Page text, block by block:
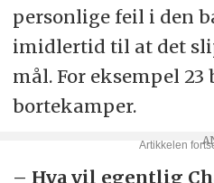
personlige feil i den
imidlertid til at det
mål. For eksempel 23
bortekamper.
– Hva vil egentlig